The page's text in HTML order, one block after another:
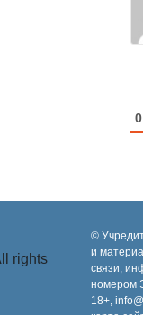
0
©
и
связи,
номером
18+,